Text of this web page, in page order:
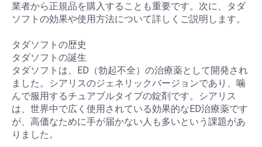
業者から正規品を購入することも重要です。次に、タダ
ソフトの効果や使用方法について詳しくご説明します。
タダソフトの歴史
タダソフトの誕生
タダソフトは、ED（勃起不全）の治療薬として開発され
ました。シアリスのジェネリックバージョンであり、噛
んで服用するチュアブルタイプの錠剤です。シアリス
は、世界中で広く使用されている効果的なED治療薬です
が、高価なために手が届かない人も多いという課題があ
りました。